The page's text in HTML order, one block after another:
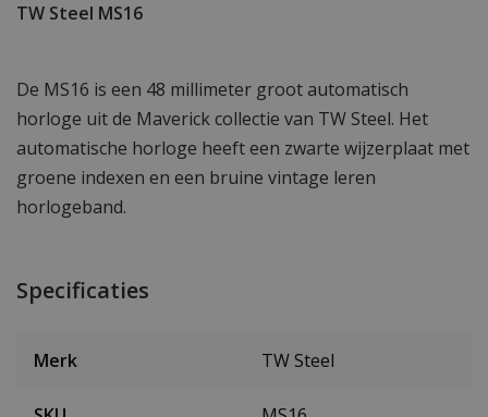
TW Steel MS16
De MS16 is een 48 millimeter groot automatisch
horloge uit de Maverick collectie van TW Steel. Het
automatische horloge heeft een zwarte wijzerplaat met
groene indexen en een bruine vintage leren
horlogeband.
Specificaties
Merk TW Steel